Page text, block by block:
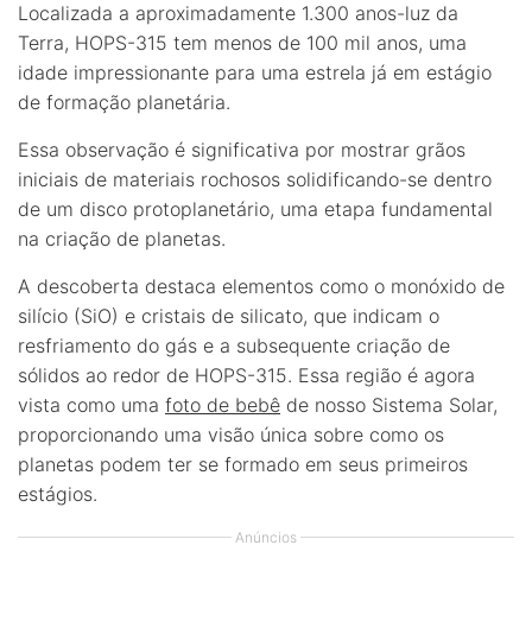
Localizada a aproximadamente 1.300 anos-luz da
Terra, HOPS-315 tem menos de 100 mil anos, uma
idade impressionante para uma estrela já em estágio
de formação planetária.
Essa observação é significativa por mostrar grãos
iniciais de materiais rochosos solidificando-se dentro
de um disco protoplanetário, uma etapa fundamental
na criação de planetas.
A descoberta destaca elementos como o monóxido de
silício (SiO) e cristais de silicato, que indicam o
resfriamento do gás e a subsequente criação de
sólidos ao redor de HOPS-315. Essa região é agora
vista como uma foto de bebê de nosso Sistema Solar,
proporcionando uma visão única sobre como os
planetas podem ter se formado em seus primeiros
estágios.
Anúncios